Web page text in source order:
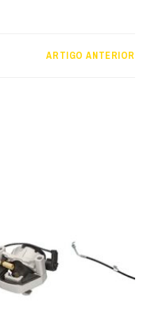
ARTIGO ANTERIOR